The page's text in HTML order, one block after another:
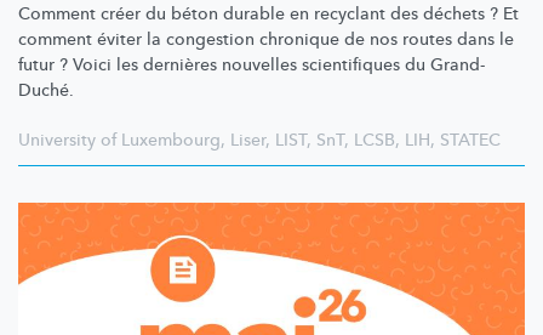
Comment créer du béton durable en recyclant des déchets ? Et
comment éviter la congestion chronique de nos routes dans le
futur ? Voici les dernières nouvelles scientifiques du Grand-
Duché.
University of Luxembourg, Liser, LIST, SnT, LCSB, LIH, STATEC